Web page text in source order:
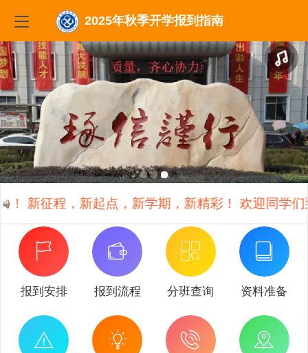
2025年秋季开学报到指南
！ 新征程，新起点，新学期，新精彩！ 欢迎同学们
报到安排 报到流程 分班查询 资料准备